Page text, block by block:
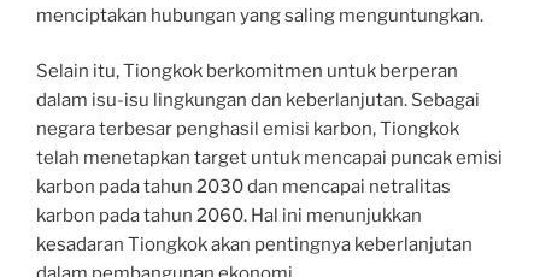
menciptakan hubungan yang saling menguntungkan.
Selain itu, Tiongkok berkomitmen untuk berperan
dalam isu-isu lingkungan dan keberlanjutan. Sebagai
negara terbesar penghasil emisi karbon, Tiongkok
telah menetapkan target untuk mencapai puncak emisi
karbon pada tahun 2030 dan mencapai netralitas
karbon pada tahun 2060. Hal ini menunjukkan
kesadaran Tiongkok akan pentingnya keberlanjutan